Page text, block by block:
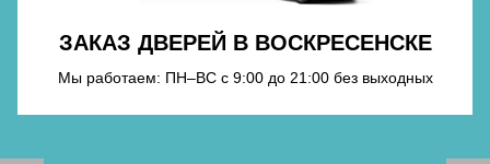
ЗАКАЗ ДВЕРЕЙ В ВОСКРЕСЕНСКЕ
Мы работаем: ПН–ВС с 9:00 до 21:00 без выходных